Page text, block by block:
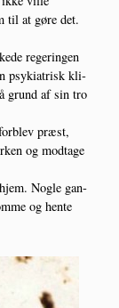
til at gøre det.
rege­rin­gen
psy­ki­a­trisk kli­
grund af sin tro
præst,
og mod­ta­ge
Nog­le gan­
og hen­te